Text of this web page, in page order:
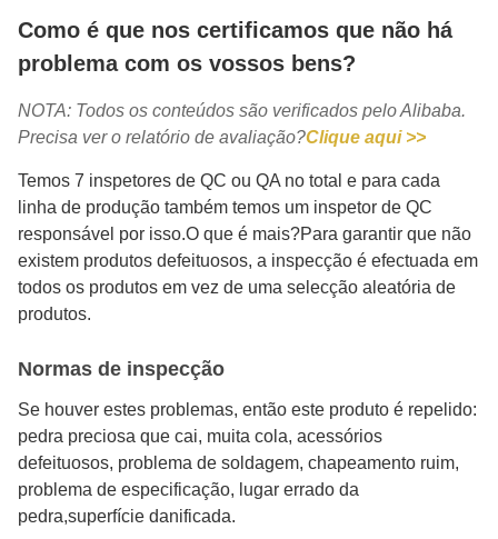
Como é que nos certificamos que não há
problema com os vossos bens?
NOTA: Todos os conteúdos são verificados pelo Alibaba.
Precisa ver o relatório de avaliação?Clique aqui >>
Temos 7 inspetores de QC ou QA no total e para cada
linha de produção também temos um inspetor de QC
responsável por isso.O que é mais?Para garantir que não
existem produtos defeituosos, a inspecção é efectuada em
todos os produtos em vez de uma selecção aleatória de
produtos.
Normas de inspecção
Se houver estes problemas, então este produto é repelido:
pedra preciosa que cai, muita cola, acessórios
defeituosos, problema de soldagem, chapeamento ruim,
problema de especificação, lugar errado da
pedra,superfície danificada.